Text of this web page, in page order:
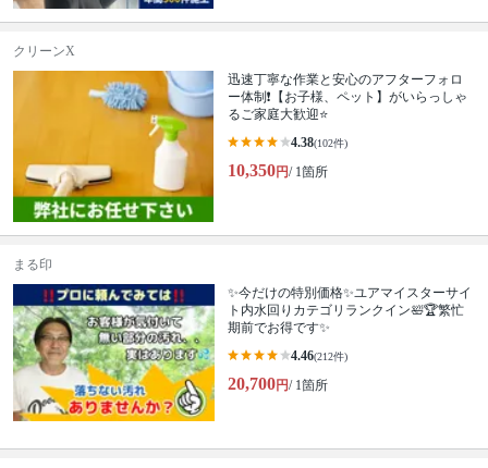
クリーンX
迅速丁寧な作業と安心のアフターフォロ
ー体制❗️【お子様、ペット】がいらっしゃ
るご家庭大歓迎⭐️
4.38(102件)
10,350円/ 1箇所
まる印
✨今だけの特別価格✨ユアマイスターサイ
ト内水回りカテゴリランクイン🛀🏆繁忙
期前でお得です✨
4.46(212件)
20,700円/ 1箇所